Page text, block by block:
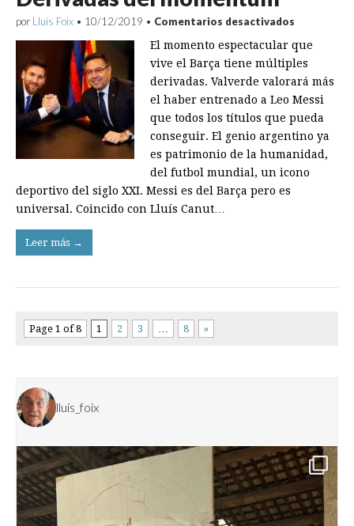
por Lluís Foix • 10/12/2019 • Comentarios desactivados
del
momentum
El momento espectacular que
vive el Barça tiene múltiples
derivadas. Valverde valorará más
el haber entrenado a Leo Messi
que todos los títulos que pueda
conseguir. El genio argentino ya
es patrimonio de la humanidad,
del futbol mundial, un icono
deportivo del siglo XXI. Messi es del Barça pero es
universal. Coincido con Lluís Canut…
Leer más →
Page 1 of 8 1 2 3 8 »
lluis_foix